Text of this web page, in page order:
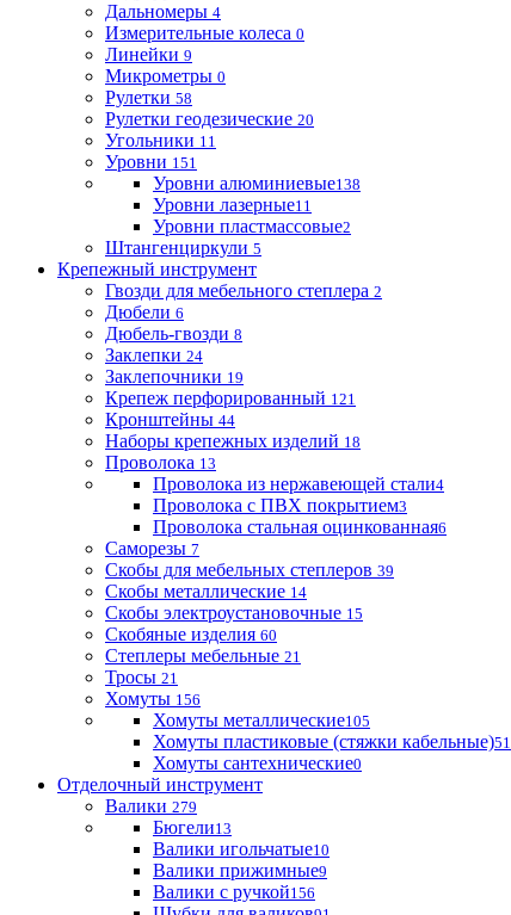
Дальномеры 4
Измерительные колеса 0
Линейки 9
Микрометры 0
Рулетки 58
Рулетки геодезические 20
Угольники 11
Уровни 151
Уровни алюминиевые138
Уровни лазерные11
Уровни пластмассовые2
Штангенциркули 5
Крепежный инструмент
Гвозди для мебельного степлера 2
Дюбели 6
Дюбель-гвозди 8
Заклепки 24
Заклепочники 19
Крепеж перфорированный 121
Кронштейны 44
Наборы крепежных изделий 18
Проволока 13
Проволока из нержавеющей стали4
Проволока с ПВХ покрытием3
Проволока стальная оцинкованная6
Саморезы 7
Скобы для мебельных степлеров 39
Скобы металлические 14
Скобы электроустановочные 15
Скобяные изделия 60
Степлеры мебельные 21
Тросы 21
Хомуты 156
Хомуты металлические105
Хомуты пластиковые (стяжки кабельные)51
Хомуты сантехнические0
Отделочный инструмент
Валики 279
Бюгели13
Валики игольчатые10
Валики прижимные9
Валики с ручкой156